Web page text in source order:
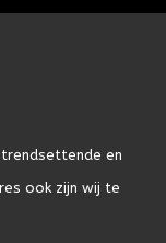
en
ook zijn wij te